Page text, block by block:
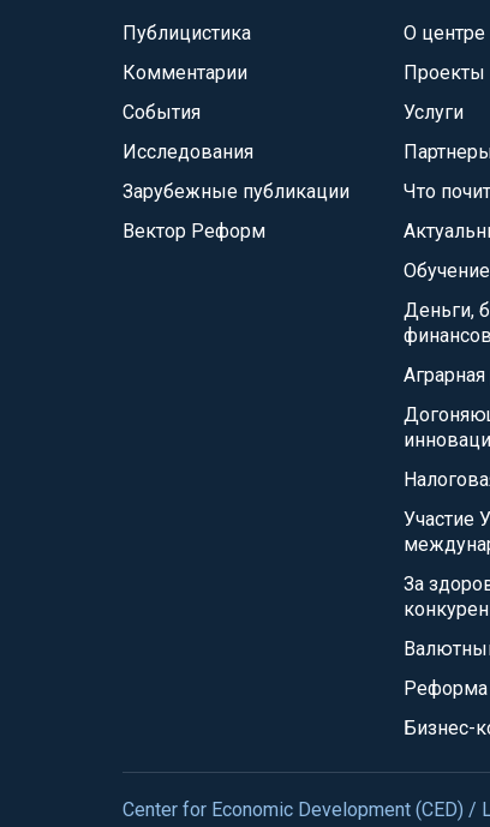
Публицистика
Комментарии
События
Исследования
Зарубежные публикации
Вектор Реформ
О центре
Проекты
Услуги
Что
Обучение
Деньги,
Участие
За
Реформа
Бизнес-
Center for Economic Development (CED)